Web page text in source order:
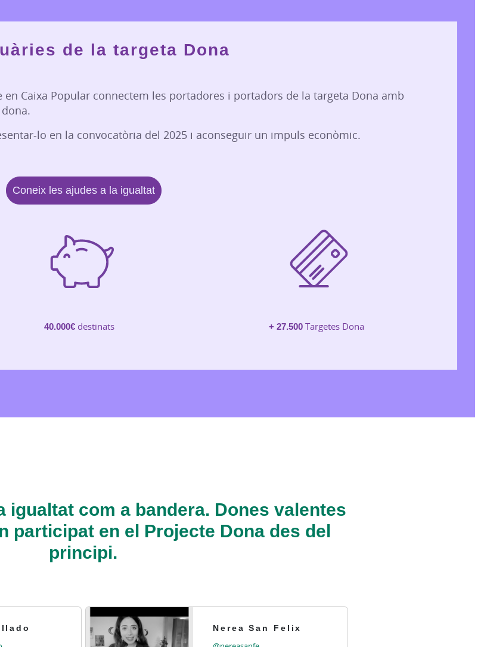
de la targeta Dona
en Caixa Popular connectem les portadores i portadors de la targeta Dona amb
lo en la convocatòria del 2025 i aconseguir un impuls econòmic.
Coneix les ajudes a la igualtat
40.000€ destinats + 27.500 Targetes Dona
igualtat com a bandera. Dones valentes
participat en el Projecte Dona des del
principi.
Nerea San Felix